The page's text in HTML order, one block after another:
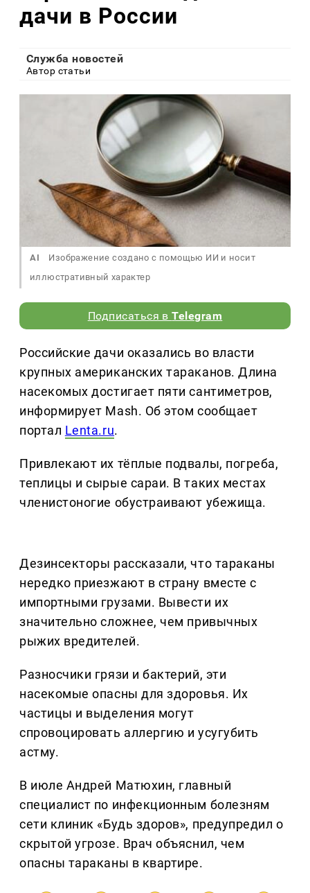
дачи в России
Служба новостей
Автор статьи
AI
Изображение создано с помощью ИИ и носит
иллюстративный характер
Подписаться вTelegram
Российские дачи оказались во власти
крупных американских тараканов. Длина
насекомых достигает пяти сантиметров,
информирует Mash. Об этом сообщает
портал Lenta.ru.
Привлекают их тёплые подвалы, погреба,
теплицы и сырые сараи. В таких местах
членистоногие обустраивают убежища.
Дезинсекторы рассказали, что тараканы
нередко приезжают в страну вместе с
импортными грузами. Вывести их
значительно сложнее, чем привычных
рыжих вредителей.
Разносчики грязи и бактерий, эти
насекомые опасны для здоровья. Их
частицы и выделения могут
спровоцировать аллергию и усугубить
астму.
В июле Андрей Матюхин, главный
специалист по инфекционным болезням
сети клиник «Будь здоров», предупредил о
скрытой угрозе. Врач объяснил, чем
опасны тараканы в квартире.